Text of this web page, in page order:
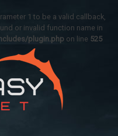
1 to be a valid callback,
or invalid function name in
plugin.php on line 525